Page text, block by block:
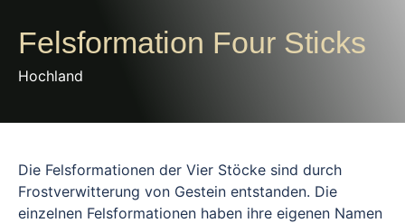
Felsformation Four Sticks
Hochland
Die Felsformationen der Vier Stöcke sind durch
Frostverwitterung von Gestein entstanden. Die
einzelnen Felsformationen haben ihre eigenen Namen